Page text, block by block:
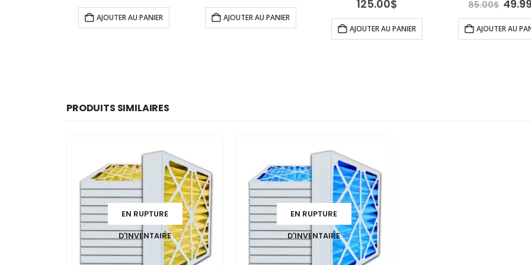
initial
était :
AJOUTER AU PANIER initial
était :
AJOUTER AU PANIER
125.00$
AJOUTER AU PANIER
85.00$ Le
était
49.99
AJOUTER AU
PRODUITS SIMILAIRES
EN RUPTURE
D'INVENTAIRE
EN RUPTURE
D'INVENTAIRE